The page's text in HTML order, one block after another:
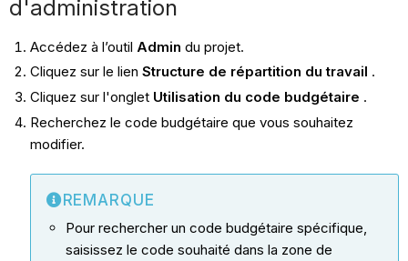
d'administration
Accédez à l’outil Admin du projet.
Cliquez sur le lien Structure de répartition du travail .
Cliquez sur l'onglet Utilisation du code budgétaire .
Recherchez le code budgétaire que vous souhaitez
modifier.
REMARQUE
Pour rechercher un code budgétaire spécifique,
saisissez le code souhaité dans la zone de